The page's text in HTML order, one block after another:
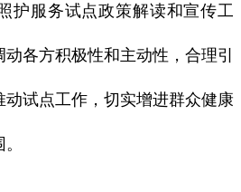
护服务试点政策解读和宣传工
各方积极性和主动性，合理引
试点工作，切实增进群众健康